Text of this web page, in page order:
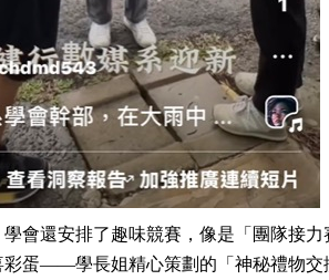
會還安排了趣味競賽，像是「團隊接
彩蛋——學長姐精心策劃的「神秘禮物交